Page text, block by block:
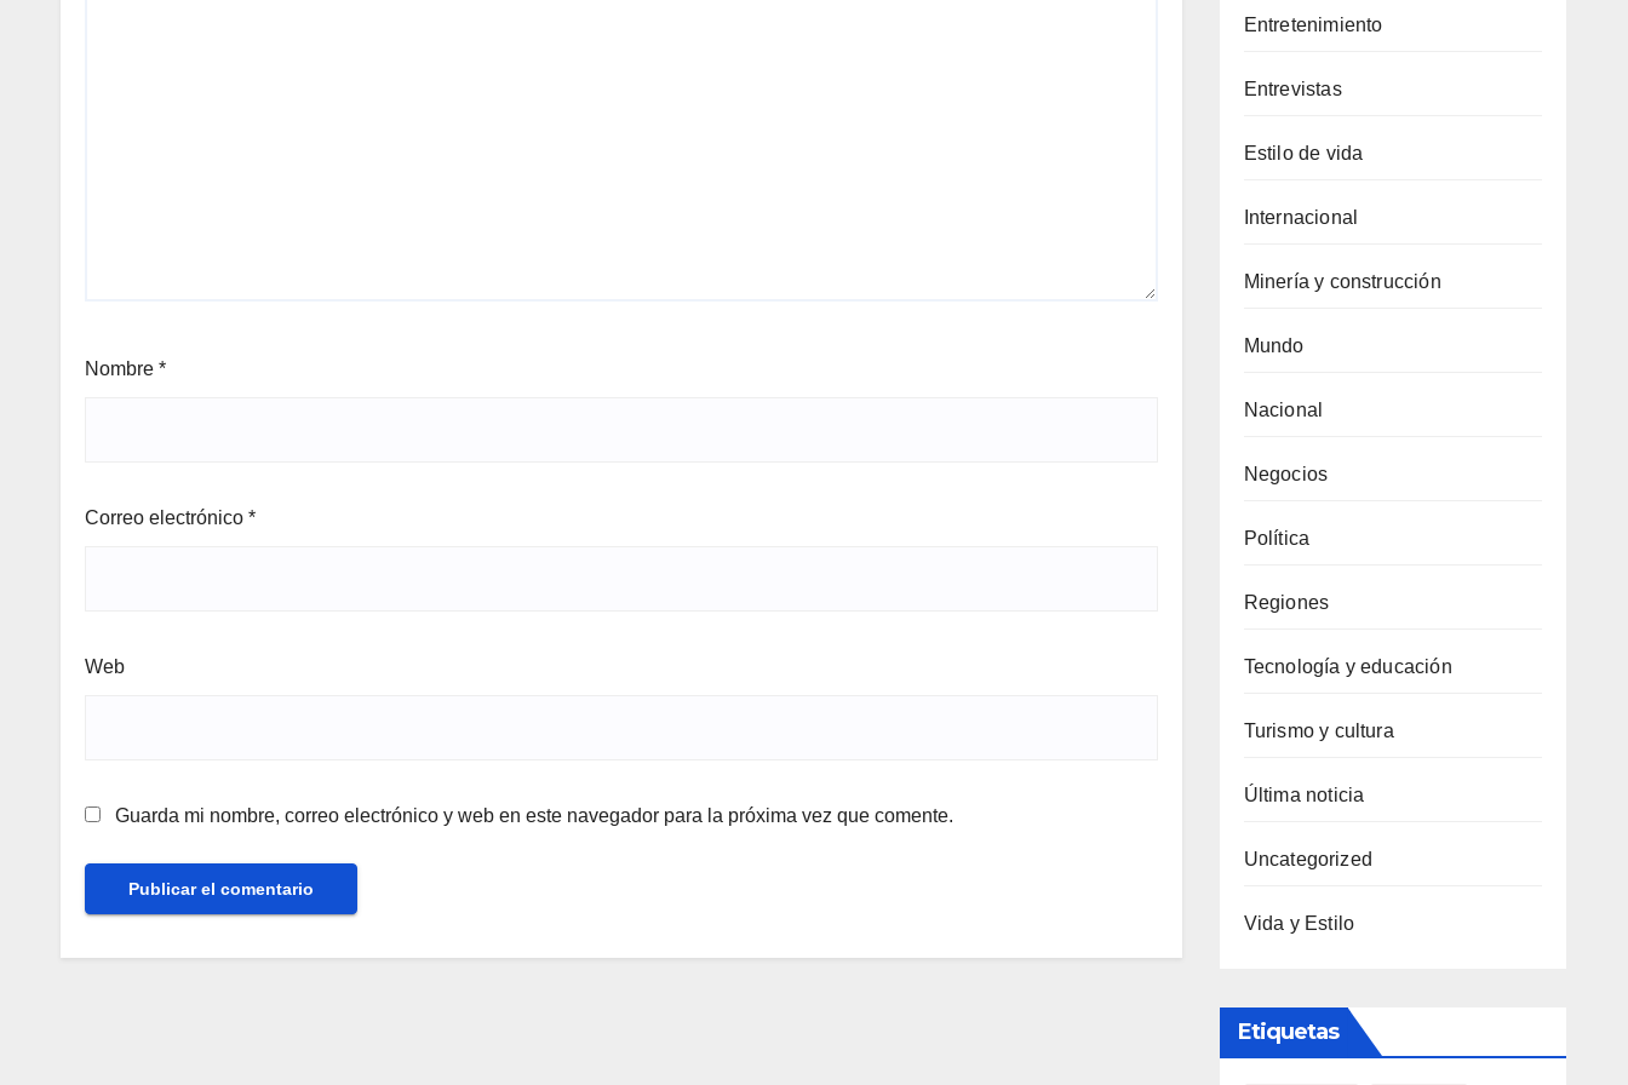
Nombre *
Correo electrónico *
Web
Guarda mi nombre, correo electrónico y web en este navegador para la próxima vez que comente.
Entretenimiento
Entrevistas
Estilo de vida
Internacional
Minería y construcción
Mundo
Nacional
Negocios
Política
Regiones
Tecnología y educación
Turismo y cultura
Última noticia
Uncategorized
Vida y Estilo
Etiquetas